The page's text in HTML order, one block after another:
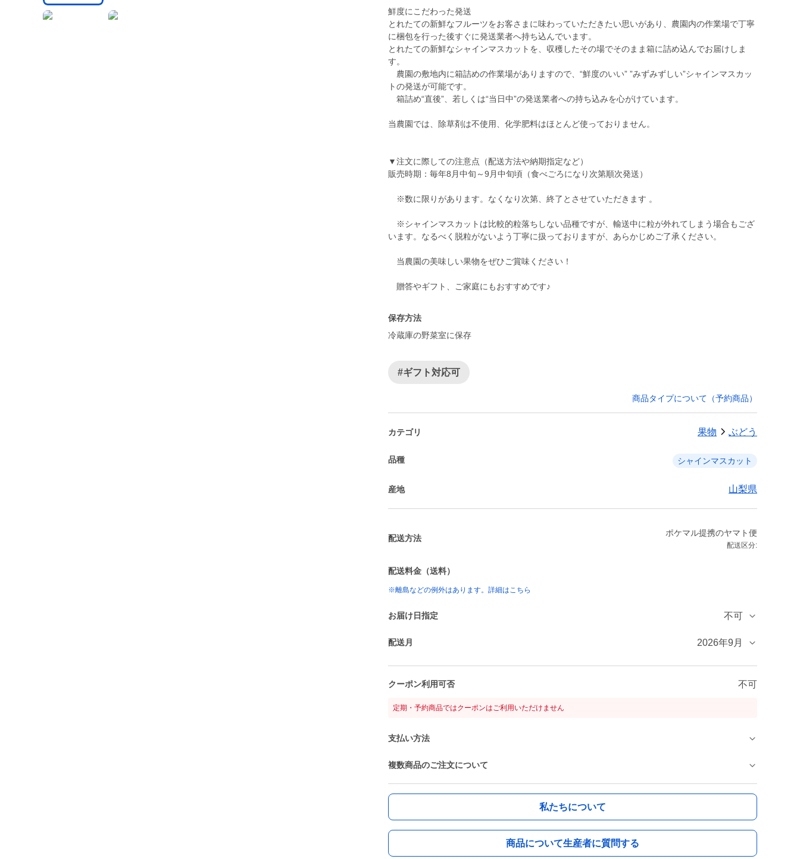
鮮度にこだわった発送
とれたての新鮮なフルーツをお客さまに味わっていただきたい思いがあり、農園内の作業場で丁寧
に梱包を行った後すぐに発送業者へ持ち込んでいます。
とれたての新鮮なシャインマスカットを、収穫したその場でそのまま箱に詰め込んでお届けしま
す。
農園の敷地内に箱詰めの作業場がありますので、“鮮度のいい” ”みずみずしい”シャインマスカッ
トの発送が可能です。
箱詰め“直後”、若しくは“当日中”の発送業者への持ち込みを心がけています。
当農園では、除草剤は不使用、化学肥料はほとんど使っておりません。
▼注文に際しての注意点（配送方法や納期指定など）
販売時期：毎年8月中旬～9月中旬頃（食べごろになり次第順次発送）
※数に限りがあります。なくなり次第、終了とさせていただきます 。
※シャインマスカットは比較的粒落ちしない品種ですが、輸送中に粒が外れてしまう場合もござ
います。なるべく脱粒がないよう丁寧に扱っておりますが、あらかじめご了承ください。
当農園の美味しい果物をぜひご賞味ください！
贈答やギフト、ご家庭にもおすすめです♪
保存方法
冷蔵庫の野菜室に保存
#ギフト対応可
商品タイプについて（予約商品）
カテゴリ 果物 ぶどう
品種 シャインマスカット
産地 山梨県
配送方法
ポケマル提携のヤマト便
配送区分:
配送料金（送料）
※離島などの例外はあります。詳細はこちら
お届け日指定 不可
配送月 2026年9月
クーポン利用可否 不可
定期・予約商品ではクーポンはご利用いただけません
支払い方法
複数商品のご注文について
私たちについて
商品について生産者に質問する